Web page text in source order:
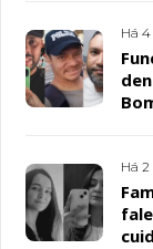
Há
Há